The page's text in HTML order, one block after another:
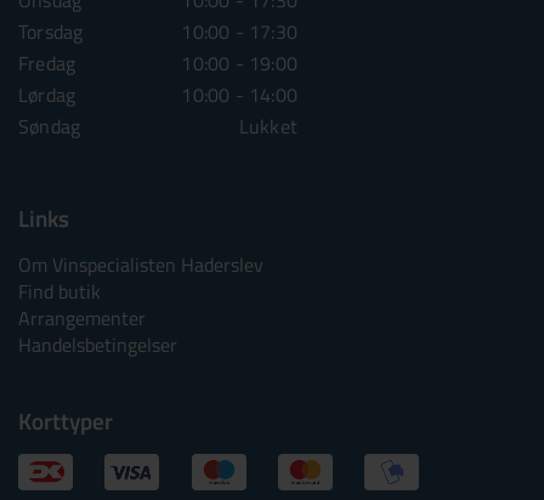
Torsdag
10:00 - 17:30
Fredag
10:00 - 19:00
Lørdag
10:00 - 14:00
Søndag
Lukket
Links
Om Vinspecialisten Haderslev
Find butik
Arrangementer
Handelsbetingelser
Korttyper